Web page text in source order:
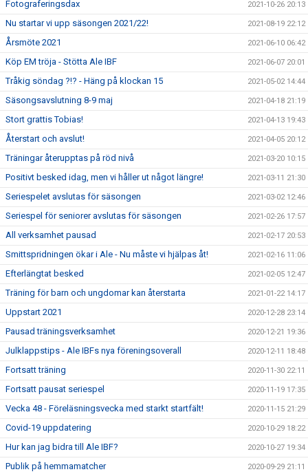
Fotograferingsdax 2021-10-26 20:13
Nu startar vi upp säsongen 2021/22! 2021-08-19 22:12
Årsmöte 2021 2021-06-10 06:42
Köp EM tröja - Stötta Ale IBF 2021-06-07 20:01
Tråkig söndag ?!? - Häng på klockan 15 2021-05-02 14:44
Säsongsavslutning 8-9 maj 2021-04-18 21:19
Stort grattis Tobias! 2021-04-13 19:43
Återstart och avslut! 2021-04-05 20:12
Träningar återupptas på röd nivå 2021-03-20 10:15
Positivt besked idag, men vi håller ut något längre! 2021-03-11 21:30
Seriespelet avslutas för säsongen 2021-03-02 12:46
Seriespel för seniorer avslutas för säsongen 2021-02-26 17:57
All verksamhet pausad 2021-02-17 20:53
Smittspridningen ökar i Ale - Nu måste vi hjälpas åt! 2021-02-16 11:06
Efterlängtat besked 2021-02-05 12:47
Träning för barn och ungdomar kan återstarta 2021-01-22 14:17
Uppstart 2021 2020-12-28 23:14
Pausad träningsverksamhet 2020-12-21 19:36
Julklappstips - Ale IBFs nya föreningsoverall 2020-12-11 18:48
Fortsatt träning 2020-11-30 22:11
Fortsatt pausat seriespel 2020-11-19 17:35
Vecka 48 - Föreläsningsvecka med starkt startfält! 2020-11-15 21:29
Covid-19 uppdatering 2020-10-29 18:22
Hur kan jag bidra till Ale IBF? 2020-10-27 19:34
Publik på hemmamatcher 2020-09-29 21:11